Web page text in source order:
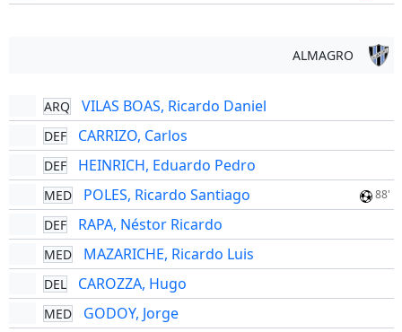
ALMAGRO
ARQ VILAS BOAS, Ricardo Daniel
DEF CARRIZO, Carlos
DEF HEINRICH, Eduardo Pedro
MED POLES, Ricardo Santiago 88'
DEF RAPA, Néstor Ricardo
MED MAZARICHE, Ricardo Luis
DEL CAROZZA, Hugo
MED GODOY, Jorge